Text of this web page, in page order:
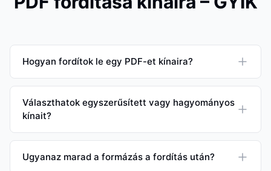
Hogyan fordítok le egy PDF-et kínaira?
Választhatok egyszerűsített vagy hagyományos
kínait?
Ugyanaz marad a formázás a fordítás után?